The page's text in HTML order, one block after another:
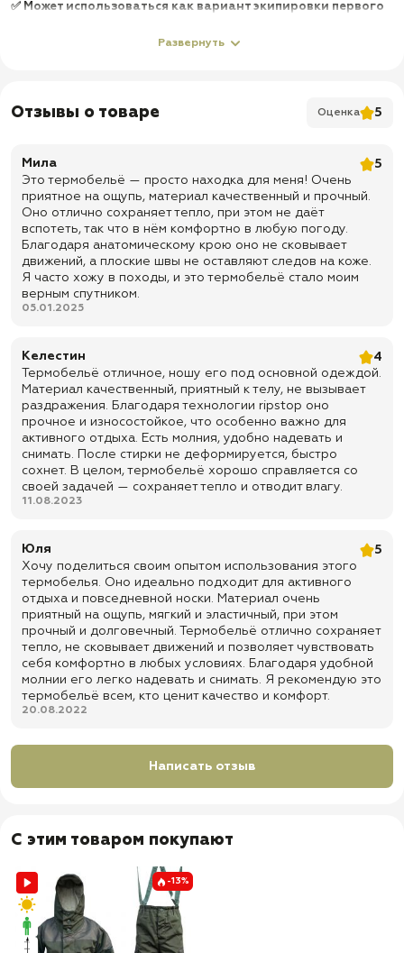
✅ Может использоваться как вариант экипировки первого
✅ Не вызывает аллергических реакций
✅ Лучше, чем натуральные ткани пропускает воздух
✅Изолирует тело не только от холода, но и избыточного
тепла
✅Не требует специального ухода
✅ Повышеная прочность
Доставка по всей России
✅Быстрая отправка
Развернуть
Отзывы о товаре Оценка 5
Мила
5
Это термобельё — просто находка для меня! Очень
приятное на ощупь, материал качественный и прочный.
Оно отлично сохраняет тепло, при этом не даёт
вспотеть, так что в нём комфортно в любую погоду.
Благодаря анатомическому крою оно не сковывает
движений, а плоские швы не оставляют следов на коже.
Я часто хожу в походы, и это термобельё стало моим
верным спутником.
05.01.2025
Келестин
4
Термобельё отличное, ношу его под основной одеждой.
Материал качественный, приятный к телу, не вызывает
раздражения. Благодаря технологии ripstop оно
прочное и износостойкое, что особенно важно для
активного отдыха. Есть молния, удобно надевать и
снимать. После стирки не деформируется, быстро
сохнет. В целом, термобельё хорошо справляется со
своей задачей — сохраняет тепло и отводит влагу.
11.08.2023
Юля
5
Хочу поделиться своим опытом использования этого
термобелья. Оно идеально подходит для активного
отдыха и повседневной носки. Материал очень
приятный на ощупь, мягкий и эластичный, при этом
прочный и долговечный. Термобельё отлично сохраняет
тепло, не сковывает движений и позволяет чувствовать
себя комфортно в любых условиях. Благодаря удобной
молнии его легко надевать и снимать. Я рекомендую это
термобельё всем, кто ценит качество и комфорт.
20.08.2022
Написать отзыв
С этим товаром покупают
-13%